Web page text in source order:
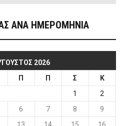
ΑΝΑ ΗΜΕΡΟΜΗΝΙΑ
2026
Π Π Σ
Κ
1
2
6 7 8
9